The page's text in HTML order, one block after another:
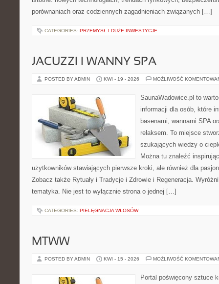
porównaniach oraz codziennych zagadnieniach związanych […]
CATEGORIES: PRZEMYSŁ I DUŻE INWESTYCJE
JACUZZI I WANNY SPA
POSTED BY ADMIN KWI - 19 - 2026 MOŻLIWOŚĆ
SaunaWadowice.pl to
informacji dla osób, które
basenami, wannami SPA
relaksem. To miejsce
szukających wiedzy o
Można tu znaleźć
użytkowników stawiających pierwsze kroki, ale również dla
Zobacz także Rytuały i Tradycje i Zdrowie i Regeneracja.
tematyka. Nie jest to wyłącznie strona o jednej […]
CATEGORIES: PIELĘGNACJA WŁOSÓW
MTWW
POSTED BY ADMIN KWI - 15 - 2026 MOŻLIWOŚĆ
Portal poświęcony sztuce